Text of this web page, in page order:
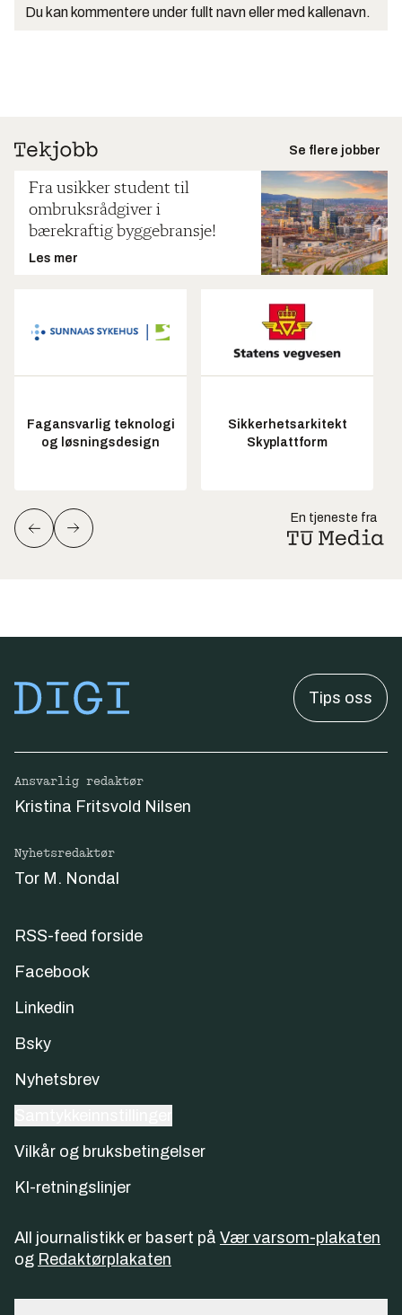
Du kan kommentere under fullt navn eller med kallenavn.
Se flere jobber
Fra usikker student til
ombruksrådgiver i
bærekraftig byggebransje!
Les mer
Fagansvarlig teknologi
og løsningsdesign
Sikkerhetsarkitekt
Skyplattform
En tjeneste fra
Tips oss
Ansvarlig redaktør
Kristina Fritsvold Nilsen
Nyhetsredaktør
Tor M. Nondal
RSS-feed forside
Facebook
Linkedin
Bsky
Nyhetsbrev
Vilkår og bruksbetingelser
KI-retningslinjer
All journalistikk er basert på Vær varsom-plakaten
og Redaktørplakaten